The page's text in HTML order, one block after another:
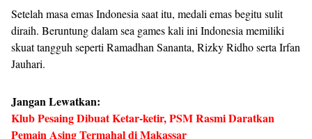
Setelah masa emas Indonesia saat itu, medali emas begitu sulit
diraih. Beruntung dalam sea games kali ini Indonesia memiliki
skuat tangguh seperti Ramadhan Sananta, Rizky Ridho serta Irfan
Jauhari.
Jangan Lewatkan:
Klub Pesaing Dibuat Ketar-ketir, PSM Rasmi Daratkan
Pemain Asing Termahal di Makassar